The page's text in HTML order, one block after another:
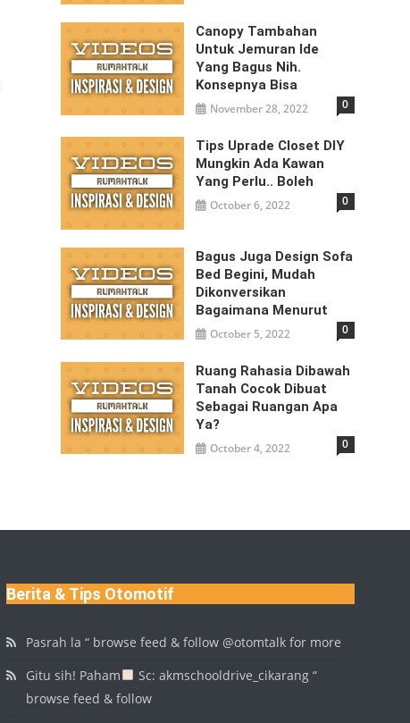
Canopy Tambahan
Untuk Jemuran Ide
Yang Bagus Nih.
Konsepnya Bisa
November 28, 2022 0
Tips Uprade Closet DIY
Mungkin Ada Kawan
Yang Perlu.. Boleh
October 6, 2022 0
Bagus Juga Design Sofa
Bed Begini, Mudah
Dikonversikan
Bagaimana Menurut
October 5, 2022 0
Ruang Rahasia Dibawah
Tanah Cocok Dibuat
Sebagai Ruangan Apa
Ya?
October 4, 2022 0
Berita & Tips Otomotif
Pasrah la “ browse feed & follow @otomtalk for more
Gitu sih! Paham
Sc: akmschooldrive_cikarang “
browse feed & follow